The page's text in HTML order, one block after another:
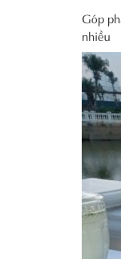
Góp
nhiều